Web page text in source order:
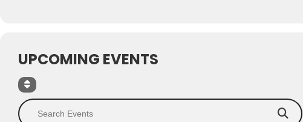
UPCOMING EVENTS